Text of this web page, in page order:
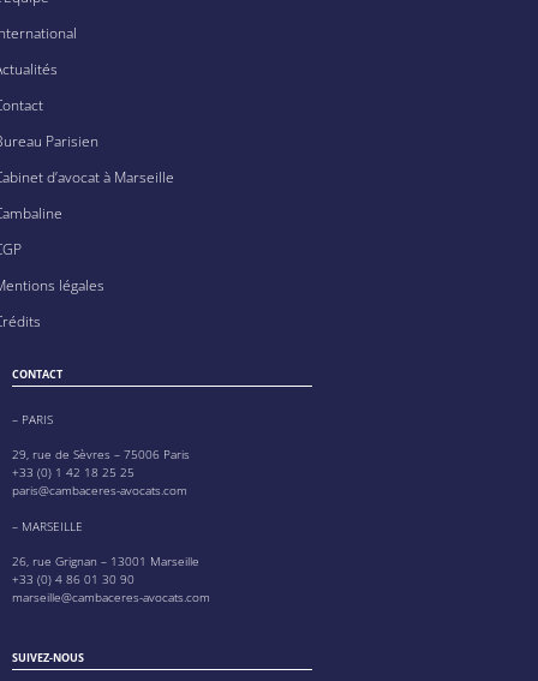
Parisien
d’avocat à Marseille
légales
CONTACT
– PARIS
29, rue de Sèvres – 75006 Paris
+33 (0) 1 42 18 25 25
paris@cambaceres-avocats.com
– MARSEILLE
26, rue Grignan – 13001 Marseille
+33 (0) 4 86 01 30 90
marseille@cambaceres-avocats.com
SUIVEZ-NOUS